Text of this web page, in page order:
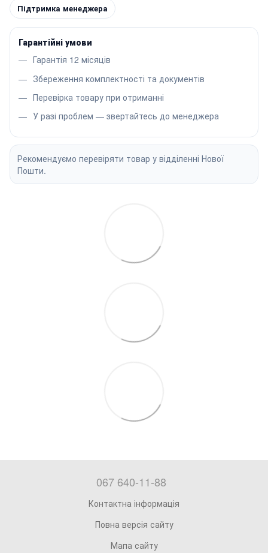
Підтримка менеджера
Гарантійні умови
Гарантія 12 місяців
Збереження комплектності та документів
Перевірка товару при отриманні
У разі проблем — звертайтесь до менеджера
Рекомендуємо перевіряти товар у відділенні Нової
Пошти.
067 640-11-88
Контактна інформація
Повна версія сайту
Мапа сайту